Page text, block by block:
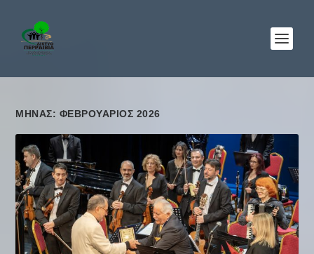
ΜΉΝΑΣ: ΦΕΒΡΟΥΆΡΙΟΣ 2026